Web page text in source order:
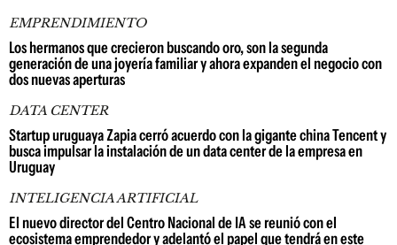
EMPRENDIMIENTO
Los hermanos que crecieron buscando oro, son la segunda
generación de una joyería familiar y ahora expanden el negocio con
dos nuevas aperturas
DATA CENTER
Startup uruguaya Zapia cerró acuerdo con la gigante china Tencent y
busca impulsar la instalación de un data center de la empresa en
Uruguay
INTELIGENCIA ARTIFICIAL
El nuevo director del Centro Nacional de IA se reunió con el
ecosistema emprendedor y adelantó el papel que tendrá en este